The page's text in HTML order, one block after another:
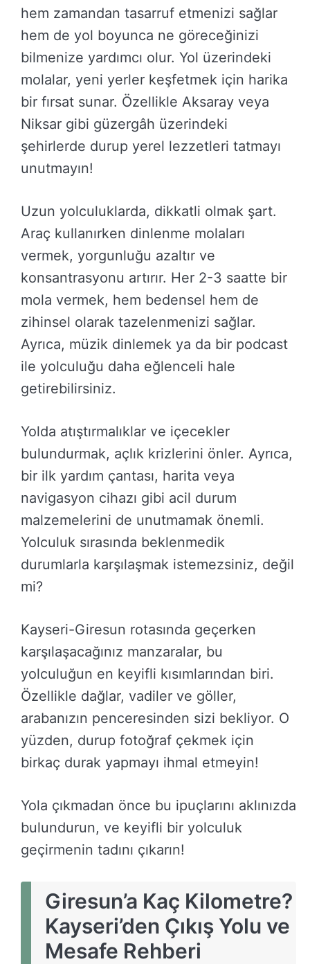
hem zamandan tasarruf etmenizi sağlar
hem de yol boyunca ne göreceğinizi
bilmenize yardımcı olur. Yol üzerindeki
molalar, yeni yerler keşfetmek için harika
bir fırsat sunar. Özellikle Aksaray veya
Niksar gibi güzergâh üzerindeki
şehirlerde durup yerel lezzetleri tatmayı
unutmayın!
Uzun yolculuklarda, dikkatli olmak şart.
Araç kullanırken dinlenme molaları
vermek, yorgunluğu azaltır ve
konsantrasyonu artırır. Her 2-3 saatte bir
mola vermek, hem bedensel hem de
zihinsel olarak tazelenmenizi sağlar.
Ayrıca, müzik dinlemek ya da bir podcast
ile yolculuğu daha eğlenceli hale
getirebilirsiniz.
Yolda atıştırmalıklar ve içecekler
bulundurmak, açlık krizlerini önler. Ayrıca,
bir ilk yardım çantası, harita veya
navigasyon cihazı gibi acil durum
malzemelerini de unutmamak önemli.
Yolculuk sırasında beklenmedik
durumlarla karşılaşmak istemezsiniz, değil
mi?
Kayseri-Giresun rotasında geçerken
karşılaşacağınız manzaralar, bu
yolculuğun en keyifli kısımlarından biri.
Özellikle dağlar, vadiler ve göller,
arabanızın penceresinden sizi bekliyor. O
yüzden, durup fotoğraf çekmek için
birkaç durak yapmayı ihmal etmeyin!
Yola çıkmadan önce bu ipuçlarını aklınızda
bulundurun, ve keyifli bir yolculuk
geçirmenin tadını çıkarın!
Giresun’a Kaç Kilometre?
Kayseri’den Çıkış Yolu ve
Mesafe Rehberi